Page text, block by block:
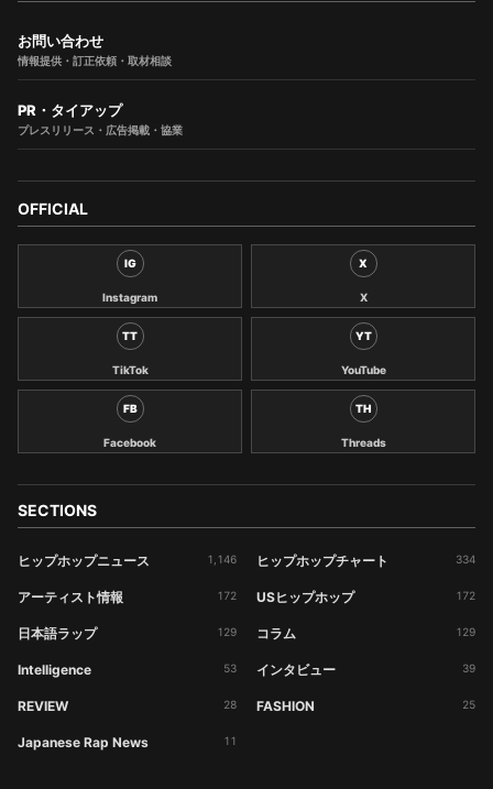
お問い合わせ
情報提供・訂正依頼・取材相談
PR・タイアップ
プレスリリース・広告掲載・協業
OFFICIAL
IG
Instagram
X
X
TT
TikTok
YT
YouTube
FB
Facebook
TH
Threads
SECTIONS
ヒップホップニュース 1,146 ヒップホップチャート 334
アーティスト情報 172 USヒップホップ 172
日本語ラップ 129 コラム 129
Intelligence 53 インタビュー 39
REVIEW 28 FASHION 25
Japanese Rap News 11